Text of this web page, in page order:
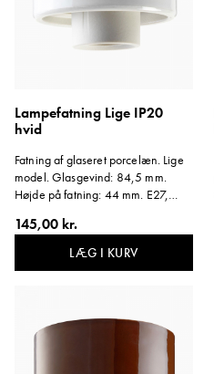
Lampefatning Lige IP20
hvid
Fatning af glaseret porcelæn. Lige
model. Glasgevind: 84,5 mm.
Højde på fatning: 44 mm. E27,
66 mm. Passer også i loftdåse med
fastgørelse C/C 70 mm. Svarer til
145,00 kr.
LÆG I KURV